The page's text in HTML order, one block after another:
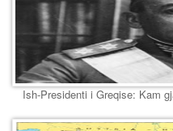
Ish-Presidenti i Greqise: Kam